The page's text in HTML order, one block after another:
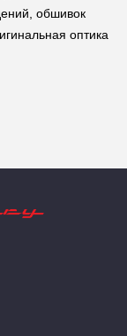
обшивок
оптика